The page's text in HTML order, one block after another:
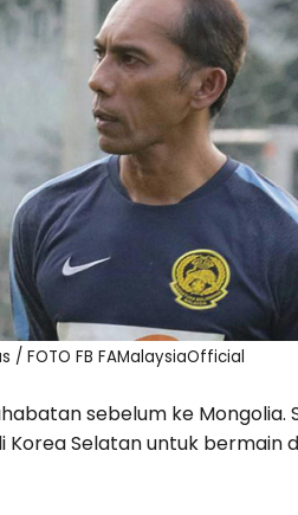
/ FOTO FB FAMalaysiaOfficial
sebelum ke Mongolia.
Selatan untuk bermain